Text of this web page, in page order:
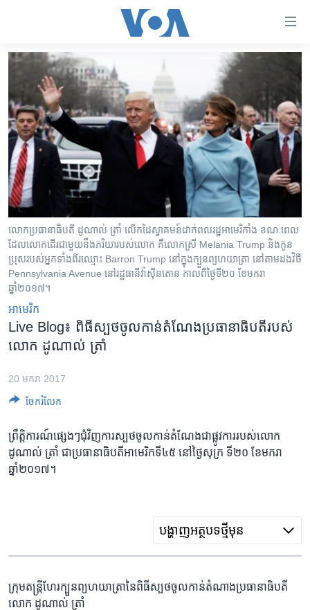
គេហទំព័រ​
ទាក់ទង
និង​
ចូល​
ទំព័រ​
ព័ត៌មាន​​
តែ​
រំលង​
និង​
ចូល​
ទៅ​
ទំព័រ​
រចនា
សម្ព័ន្ធ​
រំលង​
ចូល​
ទៅ​
ទំព័រ​
ស្វែង​
កម្ពុជា
អន្តរជាតិ
អាមេរិក
ចិន
ហេឡូវីអូអេ
កម្ពុជាច្នៃប្រតិដ្ឋ
ព្រឹត្តិការណ៍ព័ត៌មាន
ទូរទស្សន៍ / វីដេអូ​
វិទ្យុ / ផតខាសថ៍
កម្មវិធីទាំងអស់
Khmer English
ភាសា
លោក​ប្រធានាធិបតី ដូណាល់ ត្រាំ លើក​ដៃ​ស្វាគមន៍​ដាក់​ពលរដ្ឋ​អាមេរិកាំង ខណៈពេល​
ដែល​លោក​ដើរ​ជាមួយ​នឹង​ភរិយា​របស់​លោក គឺ​លោកស្រី Melania Trump និង​កូន​
ប្រុសរបស់​អ្នក​ទាំងពីរឈ្មោះ Barron Trump នៅ​ក្នុង​ក្បួនព្យហយាត្រា នៅ​តាម​ដង​វិថី
Pennsylvania Avenue នៅ​រដ្ឋ​ធានីវ៉ាស៊ីនតោន កាលពី​ថ្ងៃទី២០ ខែមករា
ឆ្នាំ២០១៧។
អាមេរិក​
Live Blog៖ ពិធី​ស្បថ​ចូល​កាន់​តំណែងប្រធានាធិបតី​របស់​
លោក ដូណាល់ ត្រាំ
20 មករា 2017
ចែករំលែក
ព្រឹត្តិការណ៍​ផ្សេងៗ​ជុំវិញ​ការ​ស្បថ​ចូលកាន់​តំណែង​ជា​ផ្លូវការ​របស់​លោក​
ដូណាល់ ត្រាំ ជា​ប្រធានាធិបតី​អាមេរិក​ទី៤៥ នៅ​ថ្ងៃសុក្រ ទី២០ ខែមករា
ឆ្នាំ២០១៧។
បង្ហាញ​អត្ថបទ​ថ្មី​មុន
ក្រុមតន្ត្រី​ហែរក្បួនព្យហយាត្រា​នៃ​ពិធី​ស្បថ​ចូល​កាន់​តំណាង​ប្រធានាធិបតី
លោក ដូណាល់ ត្រាំ